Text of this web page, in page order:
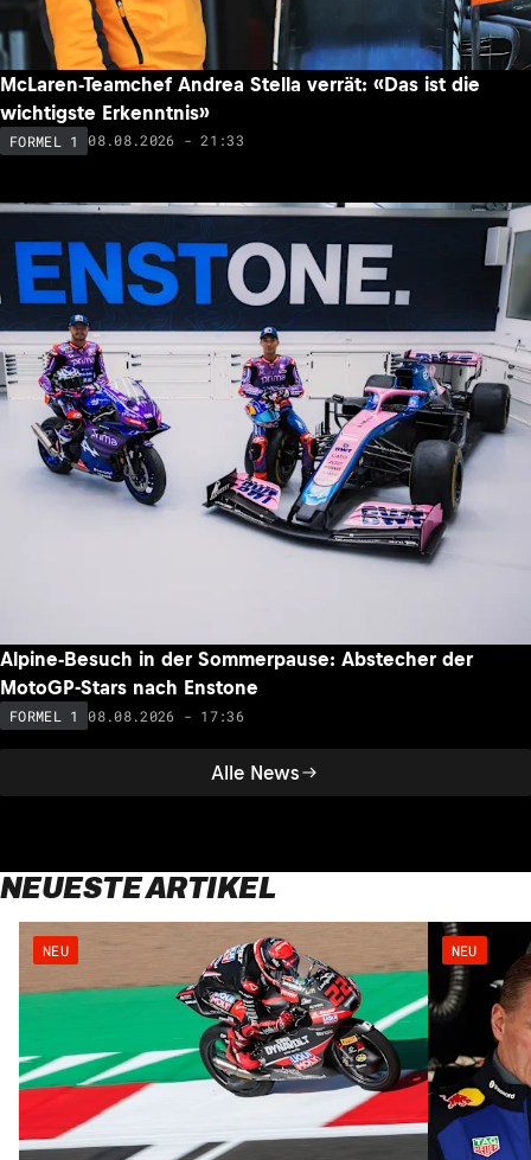
Alle News
McLaren-Teamchef Andrea Stella verrät: «Das ist die
wichtigste Erkenntnis»
FORMEL 1 08.08.2026 - 21:33
Alpine-Besuch in der Sommerpause: Abstecher der
MotoGP-Stars nach Enstone
FORMEL 1 08.08.2026 - 17:36
NEUESTE ARTIKEL
NEU NEU